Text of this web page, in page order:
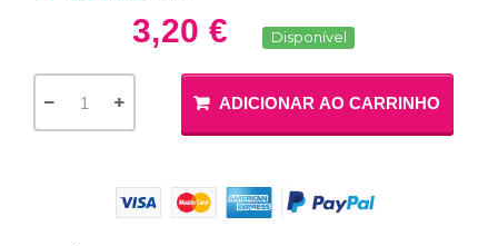
3,20 € Disponível
ADICIONAR AO CARRINHO